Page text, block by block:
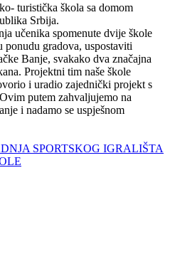
turistička škola sa domom
Srbija.
učenika spomenute dvije škole
gradova, uspostaviti
Banje, svakako dva značajna
Projektni tim naše škole
i uradio zajednički projekt s
putem zahvaljujemo na
i nadamo se uspješnom
SPORTSKOG IGRALIŠTA